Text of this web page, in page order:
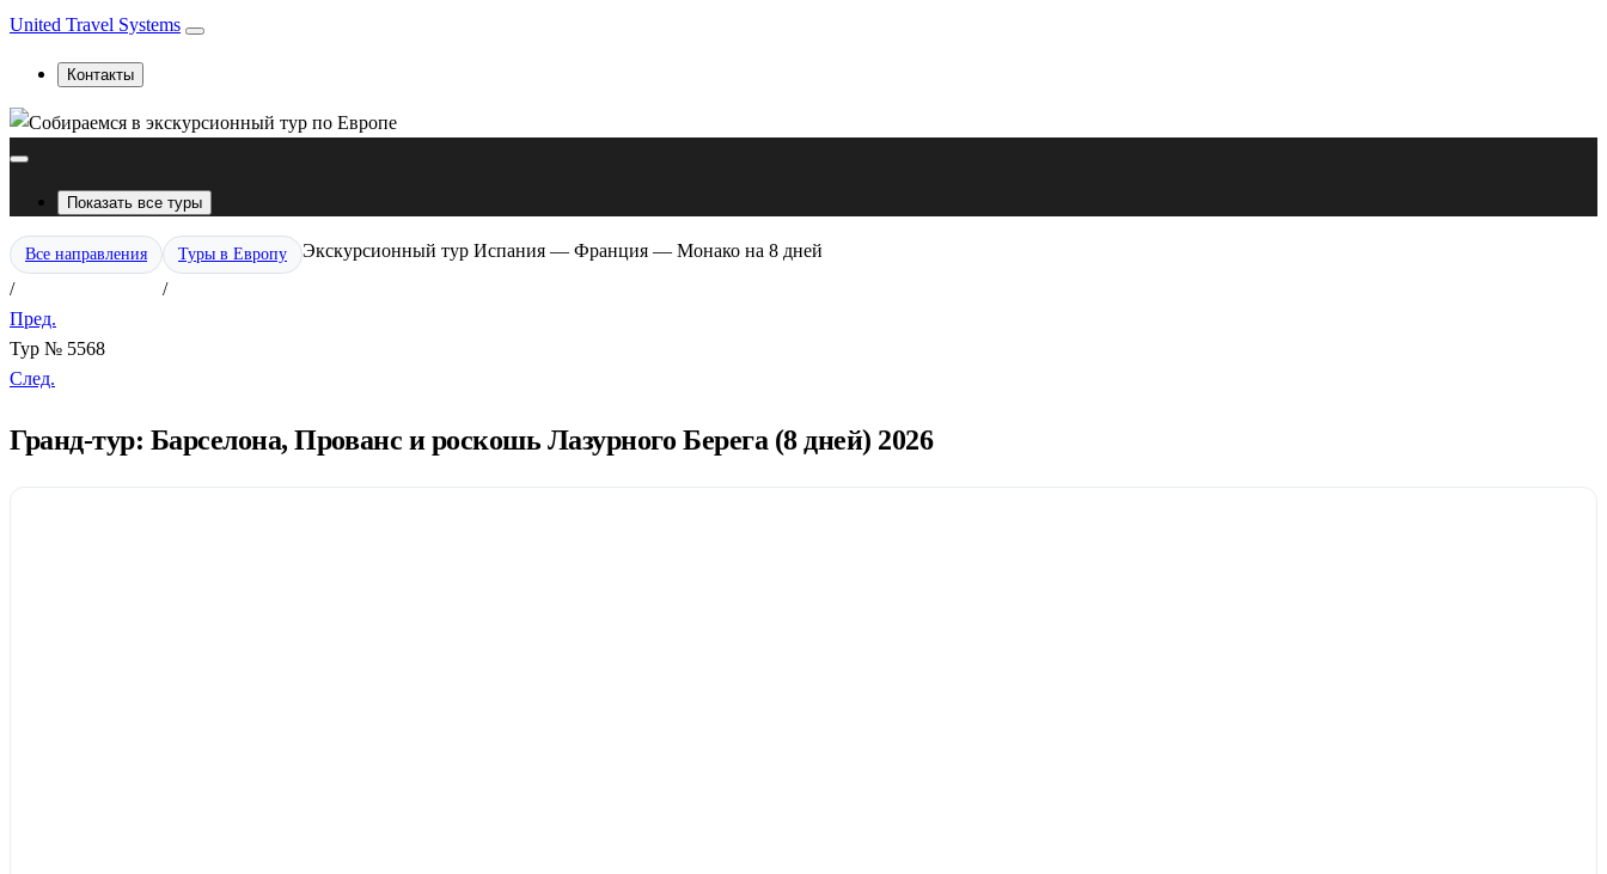
United Travel Systems
Контакты
Показать все туры
Все направления
/
Туры в Европу
/
Экскурсионный тур Испания — Франция — Монако на 8 дней
Пред.
Тур № 5568
След.
Гранд-тур: Барселона, Прованс и роскошь Лазурного Берега (8 дней) 2026